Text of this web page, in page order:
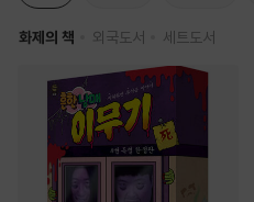
화제의 책 외국도서 세트도서